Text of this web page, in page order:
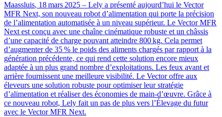
Maassluis, 18mars 2025 – Lely a présenté aujourd’hui le Vector
MFR Next, son nouveau robot d’alimentation qui porte la précision
de l’alimentation automatisée à un niveau supérieur. Le VectorMFR
Next est conçu avec une chaîne cinématique robuste et un châssis
d’une capacité de charge pouvant atteindre 800kg. Cela permet
d’augmenter de 35% le poids des aliments chargés par rapport à la
génération précédente, ce qui rend cette solution encore mieux
adaptée à un plus grand nombre d’exploitations. Les feux avant et
arrière fournissent une meilleure visibilité. Le Vectoroffre aux
éleveurs une solution robuste pour optimiser leur stratégie
d’alimentation et réaliser des économies de main-d’œuvre. Grâce à
ce nouveau robot, Lely fait un pas de plus vers l’Élevage du futur
avec le VectorMFR Next.